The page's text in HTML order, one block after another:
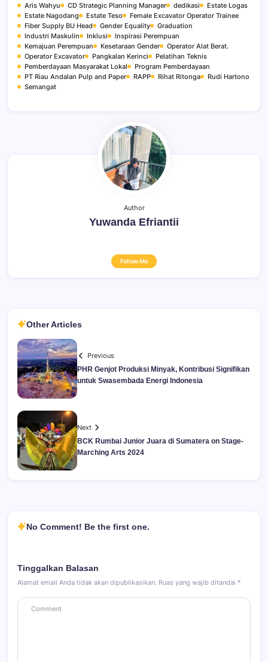
Aris Wahyu
CD Strategic Planning Manager dedikasi
Estate Logas
Estate Nagodang
Estate Teso
Female Excavator Operator Trainee
Fiber Supply BU Head
Gender Equality
Graduation
Industri Maskulin
Inklusi
Inspirasi Perempuan
Kemajuan Perempuan
Kesetaraan Gender
Operator Alat Berat.
Operator Excavator
Pangkalan Kerinci
Pelatihan Teknis
Pemberdayaan Masyarakat Lokal
Program Pemberdayaan
PT Riau Andalan Pulp and Paper
RAPP Rihat Ritonga
Rudi Hartono
Semangat
Author
Yuwanda Efriantii
Follow Me
Other Articles
Previous
PHR Genjot Produksi Minyak, Kontribusi Signifikan
untuk Swasembada Energi Indonesia
Next
BCK Rumbai Junior Juara di Sumatera on Stage-
Marching Arts 2024
No Comment! Be the first one.
Tinggalkan Balasan
Alamat email Anda tidak akan dipublikasikan. Ruas yang wajib ditandai *